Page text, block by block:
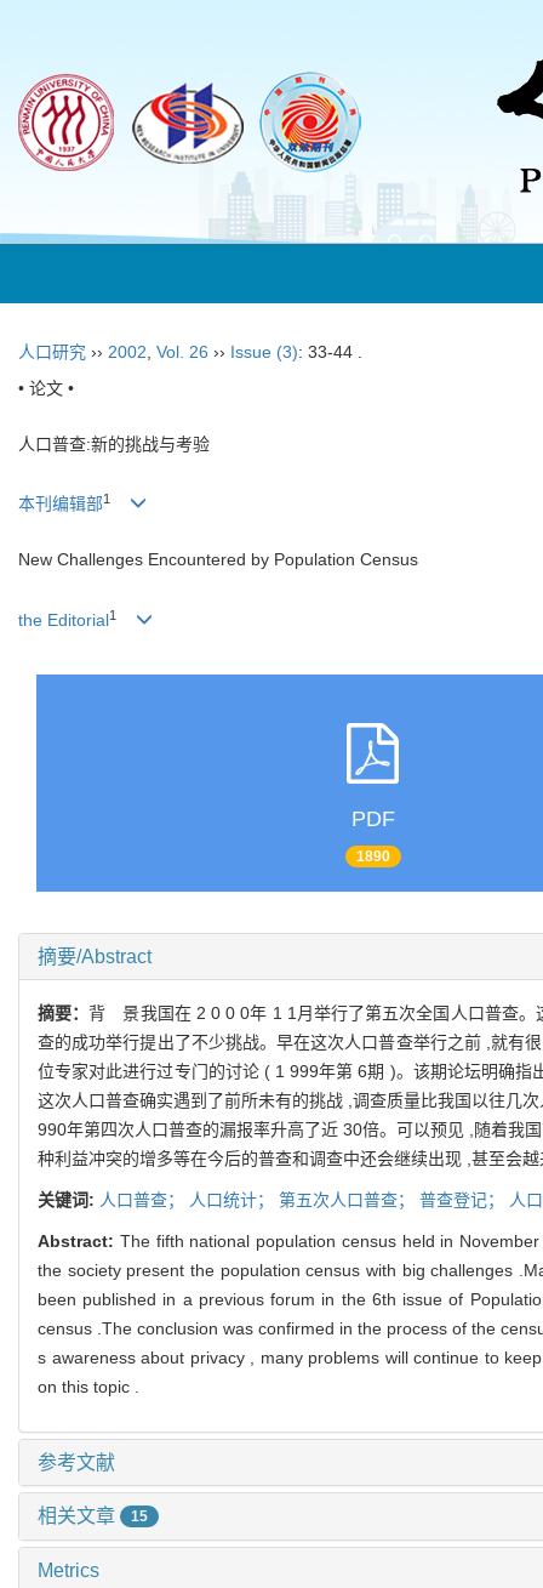
人口研究 ›› 2002 Vol. 26 ›› Issue (3): 33-44 .
• 论文 •
人口普查:新的挑战与考验
本刊编辑部1
New Challenges Encountered by Population Census
the Editorial1
PDF
1890
摘要/Abstract
摘要：背 景我国在 2 0 0 0年 1 1月举行了第五次全国人口普查。
查的成功举行提出了不少挑战。早在这次人口普查举行之前 ,就有
位专家对此进行过专门的讨论 ( 1 999年第 6期 )。该期论坛明确
这次人口普查确实遇到了前所未有的挑战 ,调查质量比我国以往几
990年第四次人口普查的漏报率升高了近 30倍。可以预见 ,随着我
种利益冲突的增多等在今后的普查和调查中还会继续出现 ,甚至会
关键词: 人口普查； 人口统计； 第五次人口普查； 普查登记； 人
Abstract: The fifth national population census held in
the society present the population census with big challenges
been published in a previous forum in the 6th issue of
census .The conclusion was confirmed in the process of the
s awareness about privacy , many problems will continue to
on this topic .
参考文献
相关文章 15
Metrics